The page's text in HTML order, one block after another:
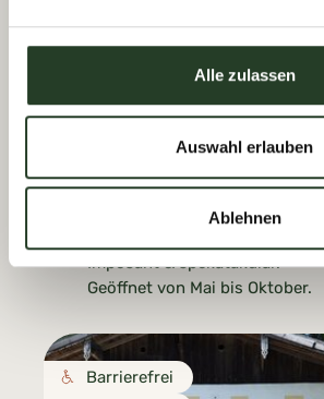
Alle zulassen
Auswahl erlauben
Ablehnen
Liechtensteinklamm
Imposant & spekatakulär.
Geöffnet von Mai bis Oktober.
Barrierefrei